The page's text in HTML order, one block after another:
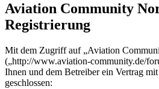
Aviation Community
Registrierung
Mit dem Zugriff auf „Aviation
(„http://www.aviation-community.de/
Ihnen und dem Betreiber ein Vertrag
geschlossen: